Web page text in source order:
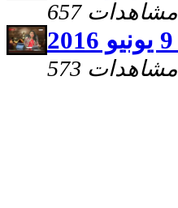
657 مشاهدات
573 مشاهدات